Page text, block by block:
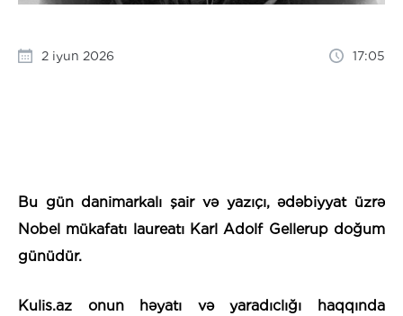
2 iyun 2026 17:05
Bu gün danimarkalı şair və yazıçı, ədəbiyyat üzrə
Nobel mükafatı laureatı Karl Adolf Gellerup doğum
günüdür.
Kulis.az onun həyatı və yaradıclığı haqqında